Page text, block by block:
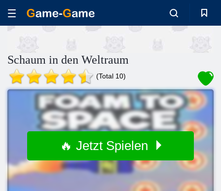
Schaum in den Weltraum
(Total 10)
🔥 Jetzt Spielen